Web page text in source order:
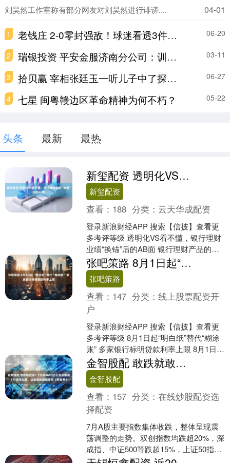
04-01
刘昊然工作室称有部分网友对刘昊然进行诽谤....
1 老钱庄 2-0零封强敌！球迷看透3件事，国足真能拿下亚洲杯冠军？ 06-20
2 瑞银投资 平安金服济南分公司：训练考核强技能，急救守护保平安 03-11
3 拾贝赢 宰相张廷玉一听儿子中了探花，扭头就跪到皇帝面前求情：把名次往后挪 06-27
4 七星 闽粤赣边区革命精神为何不朽？ 05-22
头条 最新 最热
新玺配资 透明化VS看不懂，银行理财业绩“换锚”后的AB面
新玺配资
查看： 188 分类： 云天华成配资
登录新浪财经APP 搜索【信披】查看更
多考评等级 透明化VS看不懂，银行理财
业绩“换锚”后的AB面 银行理财产品的业
绩展示方式迎来新变化。 近期，包括中
邮理财、....
张吧策路 8月1日起“明白纸”替代“糊涂账” 多家银行标明贷款利率上限
张吧策路
查看： 147 分类：线上股票配资开
户
登录新浪财经APP 搜索【信披】查看更
多考评等级 8月1日起“明白纸”替代“糊涂
账” 多家银行标明贷款利率上限 8月1日，
《个人贷款业务明示综合融资成本规
定》（....
金智股配 敢跌就敢买！7月超4600亿元资金借道ETF进场扫货，这些板块最被看好（附名单）
金智股配
查看： 157 分类：在线炒股配资选
择配资
7月A股主要指数集体收跌，整体呈现震
荡调整的走势。双创指数均跌超20%，深
成指、中证500等跌超15%，上证50指数
跌幅较小。 虽然7月A股市场大幅回调，